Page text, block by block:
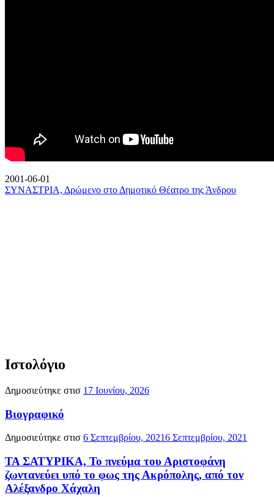
2001-06-01
ΣΥΝΑΣΤΡΙΑ, Δρώμενο στο Δημοτικό Θέατρο της Άνδρου
Ιστολόγιο
Δημοσιεύτηκε στισ 17 Ιουνίου, 2026
Βιογραφικό
Δημοσιεύτηκε στισ 6 Σεπτεμβρίου, 20216 Σεπτεμβρίου, 2021
ΤΑ ΣΑΤΥΡΙΚΑ, Το πνεύμα του Αριστοφάνη
ζωντανεύει υπό το φως της Ακρόπολης, από τον
Αλέξανδρο Χάχαλη